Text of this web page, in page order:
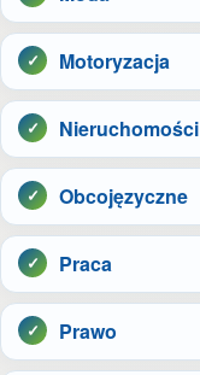
Motoryzacja
Nieruchomości
Obcojęzyczne
Praca
Prawo